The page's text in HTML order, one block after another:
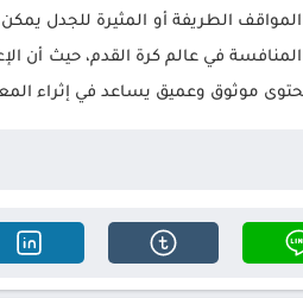
الطريفة أو المثيرة للجدل
في عالم كرة القدم، حيث أن
موثوق وعميق يساعد في إثراء